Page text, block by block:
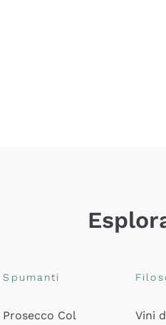
Spumanti
Prosecco Col
Vini